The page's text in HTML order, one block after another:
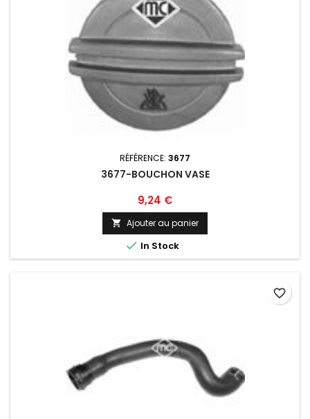
RÉFÉRENCE: 3677
3677-BOUCHON VASE
Prix
9,24 €
 Ajouter au panier
 In Stock
favorite_border